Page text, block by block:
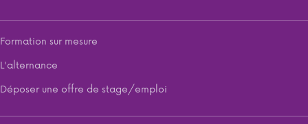
Formation sur mesure
L'alternance
Déposer une offre de stage/emploi